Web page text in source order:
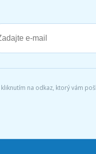
na odkaz, ktorý vám